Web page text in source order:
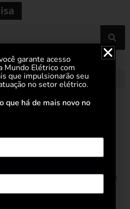
do Congresso, setor de
Federal pautas para
para criar a rede de
tecnologia privativa
ao Governo de Minas e
para os municípios
garante acesso
Mundo Elétrico com
que impulsionarão seu
no setor elétrico.
que há de mais novo no